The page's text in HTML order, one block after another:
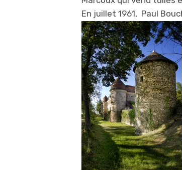
En juillet 1961, Paul